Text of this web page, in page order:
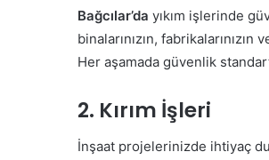
Bağcılar’da yıkım işlerinde
binalarınızın,
Her aşamada güvenlik
2. Kırım İşleri
İnşaat projelerinizde ihtiyaç